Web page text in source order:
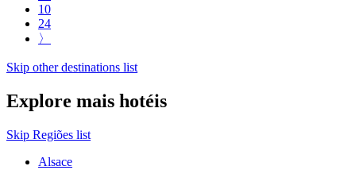
10
24
〉
Skip other destinations list
Explore mais hotéis
Skip Regiões list
Alsace